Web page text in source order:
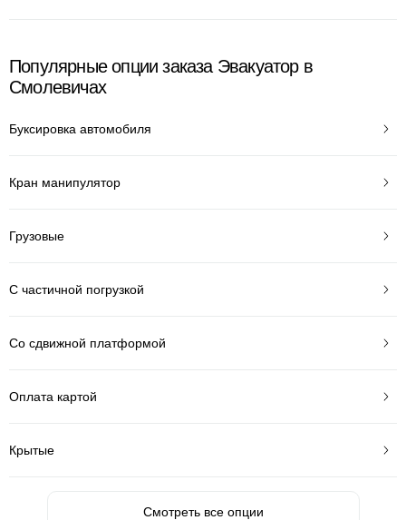
Популярные опции заказа Эвакуатор в
Смолевичах
Буксировка автомобиля
Кран манипулятор
Грузовые
С частичной погрузкой
Со сдвижной платформой
Оплата картой
Крытые
Смотреть все опции